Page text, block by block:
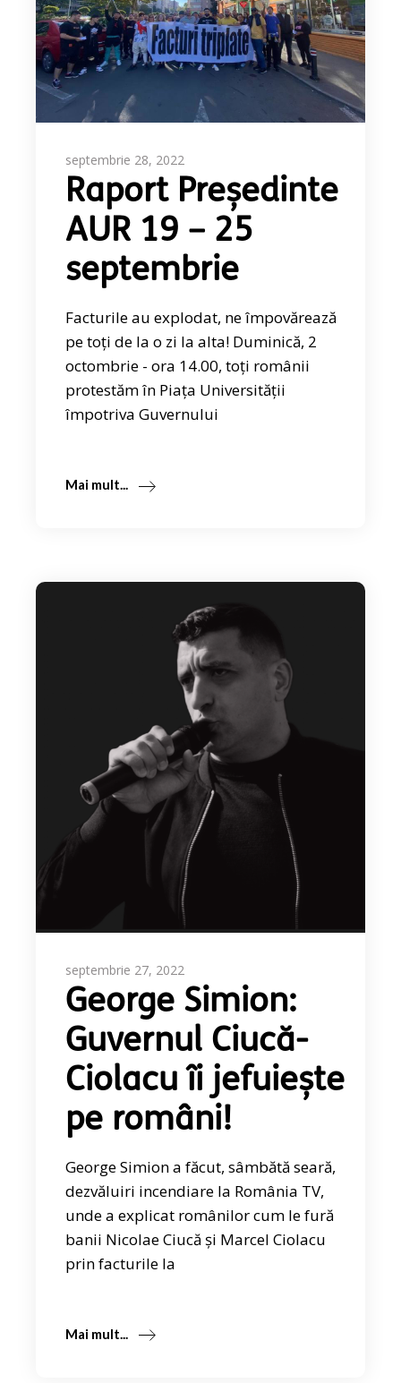
septembrie 28, 2022
Raport Președinte
AUR 19 – 25
septembrie
Facturile au explodat, ne împovărează
pe toți de la o zi la alta! Duminică, 2
octombrie - ora 14.00, toți românii
protestăm în Piața Universității
împotriva Guvernului
Mai mult...
septembrie 27, 2022
George Simion:
Guvernul Ciucă-
Ciolacu îi jefuiește
pe români!
George Simion a făcut, sâmbătă seară,
dezvăluiri incendiare la România TV,
unde a explicat românilor cum le fură
banii Nicolae Ciucă și Marcel Ciolacu
prin facturile la
Mai mult...